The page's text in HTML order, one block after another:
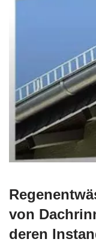
von
deren